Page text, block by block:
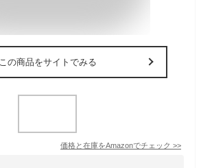
この商品をサイトでみる
価格と在庫をAmazonでチェック >>